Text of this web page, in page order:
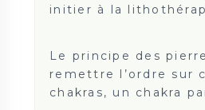
initier à la
Le principe des
remettre l’ordre sur
chakras, un chakra